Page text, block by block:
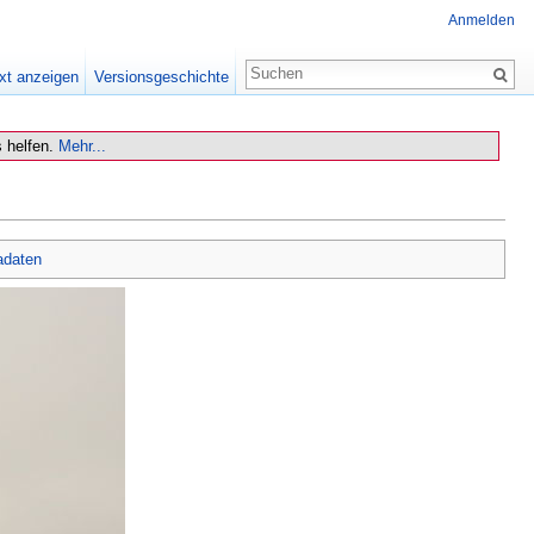
helfen. Mehr...
Anmelden
anzeigen Versionsgeschichte